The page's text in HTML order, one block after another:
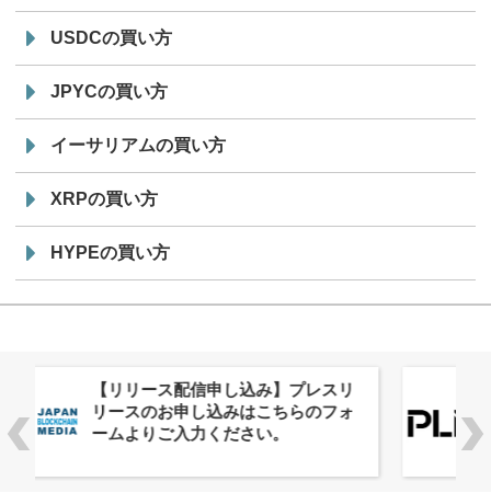
USDCの買い方
JPYCの買い方
イーサリアムの買い方
XRPの買い方
HYPEの買い方
株式会社PlnX、アジア最大級のグロ
ーバルWeb3カンファレンス
「WebX2026」とのコラボレーショ